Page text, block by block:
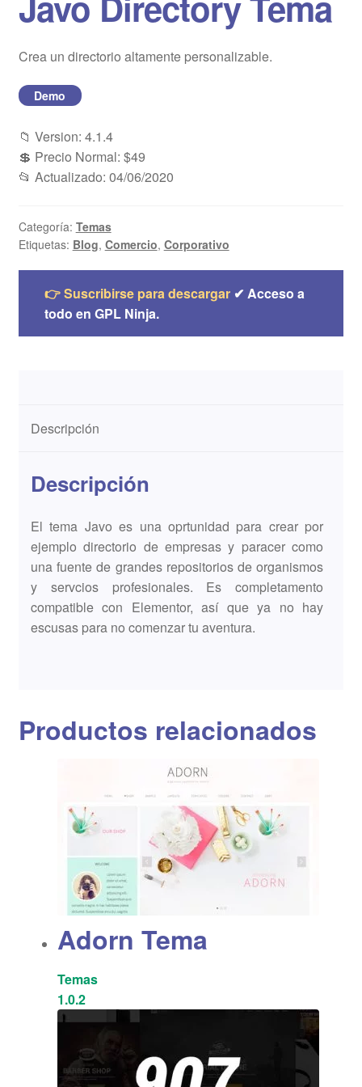
Blog
Mi cuenta
Crea un directorio altamente personalizable.
Demo
📁 Version: 4.1.4
💲 Precio Normal: $49
📂 Actualizado: 04/06/2020
Categoría: Temas
Etiquetas: Blog, Comercio, Corporativo
👉 Suscribirse para descargar✔ Acceso a
todo en GPL Ninja.
Descripción
Descripción
El tema Javo es una oprtunidad para crear por
ejemplo directorio de empresas y paracer como
una fuente de grandes repositorios de organismos
y servcios profesionales. Es completamento
compatible con Elementor, así que ya no hay
escusas para no comenzar tu aventura.
Productos relacionados
Adorn Tema
Temas
1.0.2